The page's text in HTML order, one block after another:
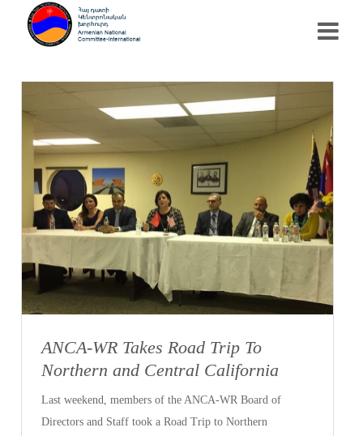
ANCA-WR Takes Road Trip To
Northern and Central California
Last weekend, members of the ANCA-WR Board of
Directors and Staff took a Road Trip to Northern